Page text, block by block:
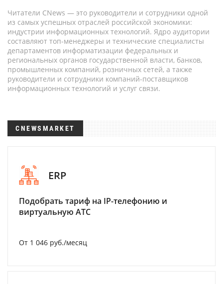
Читатели CNews — это руководители и сотрудники одной
из самых успешных отраслей российской экономики:
индустрии информационных технологий. Ядро аудитории
составляют топ-менеджеры и технические специалисты
департаментов информатизации федеральных и
региональных органов государственной власти, банков,
промышленных компаний, розничных сетей, а также
руководители и сотрудники компаний-поставщиков
информационных технологий и услуг связи.
CNEWSMARKET
ERP
Подобрать тариф на IP-телефонию и
виртуальную АТС
От 1 046 руб./месяц